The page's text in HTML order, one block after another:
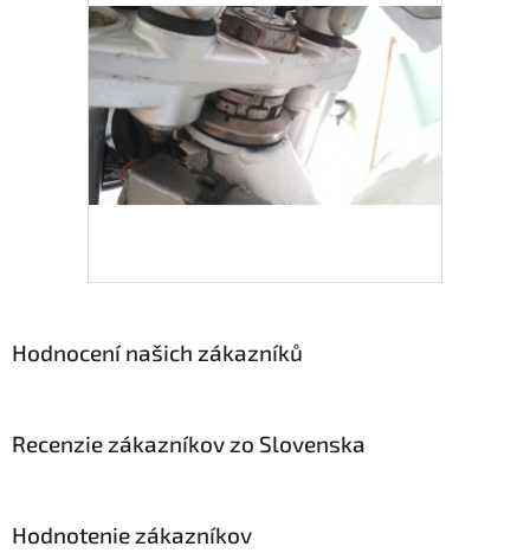
Hodnocení našich zákazníků
Recenzie zákazníkov zo Slovenska
Hodnotenie zákazníkov